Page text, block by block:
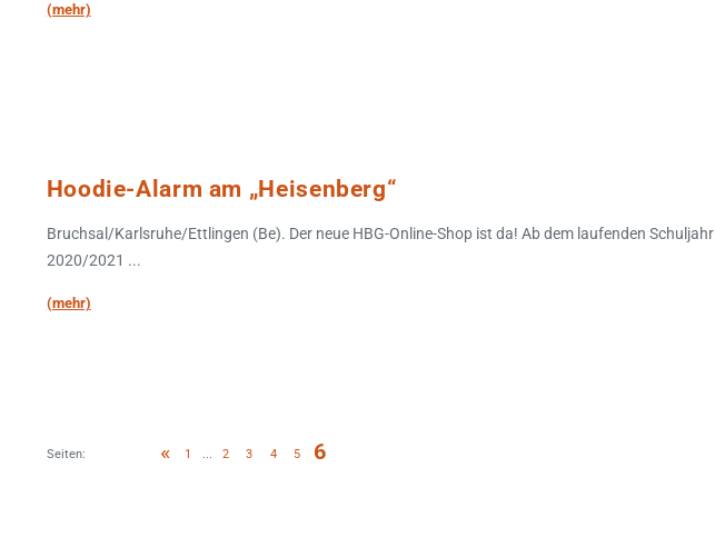
(mehr)
Hoodie-Alarm am „Heisenberg“
Bruchsal/Karlsruhe/Ettlingen (Be). Der neue HBG-Online-Shop ist da! Ab dem laufenden Schuljahr
2020/2021 ...
(mehr)
Seiten: « 1 ... 2 3 4 5 6